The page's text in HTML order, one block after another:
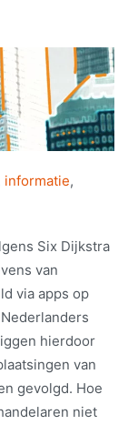
informatie,
Six Dijkstra
van
via apps op
hierdoor
van
gevolgd. Hoe
niet